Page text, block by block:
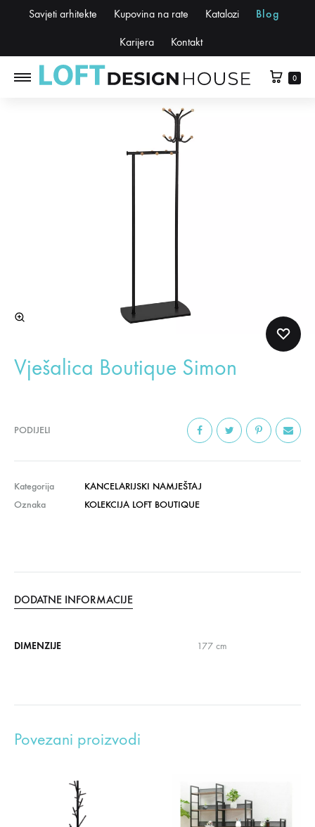
Savjeti arhitekte Kupovina na rate Katalozi Blog
Karijera Kontakt
0
Vješalica Boutique Simon
PODIJELI
Kategorija
KANCELARIJSKI NAMJEŠTAJ
Oznaka
KOLEKCIJA LOFT BOUTIQUE
DODATNE INFORMACIJE
DIMENZIJE 177 cm
Povezani proizvodi